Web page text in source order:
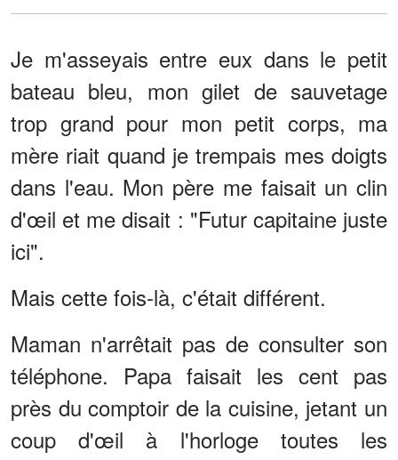
Je m'asseyais entre eux dans le petit
bateau bleu, mon gilet de sauvetage
trop grand pour mon petit corps, ma
mère riait quand je trempais mes doigts
dans l'eau. Mon père me faisait un clin
d'œil et me disait : "Futur capitaine juste
ici".
Mais cette fois-là, c'était différent.
Maman n'arrêtait pas de consulter son
téléphone. Papa faisait les cent pas
près du comptoir de la cuisine, jetant un
coup d'œil à l'horloge toutes les